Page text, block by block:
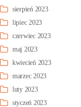
sierpień 2023
lipiec 2023
czerwiec 2023
maj 2023
kwiecień 2023
marzec 2023
luty 2023
styczeń 2023